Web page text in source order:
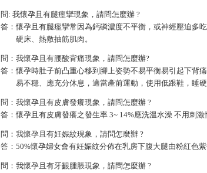
問: 我懷孕且有腿痙攣現象，請問怎麼辦 ?
答：懷孕且有腿痙攣常因為鈣磷濃度不平衡，或神經壓迫多
硬床、熱敷抽筋肌肉。
問：我懷孕且有腰酸背痛現象，請問怎麼辦?
答：懷孕時肚子前凸重心移到腳上姿勢不易平衡易引起下背
易不穩、應充分休息，適當產前運動，使用低跟鞋，睡硬
問：我懷孕且有皮膚發癢現象，請問怎麼辦 ?
答：懷孕且有皮膚發癢之發生率 3~ 14%應洗溫水澡 不用刺激
問：我懷孕且有妊娠紋現象，請問怎麼辦 ?
答：50%懷孕婦女會有妊娠紋分佈在乳房下腹大腿由粉紅色
問：我懷孕且有牙齦腫脹現象，請問怎麼辦 ?